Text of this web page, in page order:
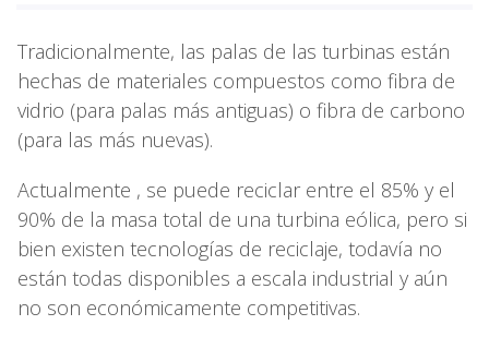
Tradicionalmente, las palas de las turbinas están
hechas de materiales compuestos como fibra de
vidrio (para palas más antiguas) o fibra de carbono
(para las más nuevas).
Actualmente , se puede reciclar entre el 85% y el
90% de la masa total de una turbina eólica, pero si
bien existen tecnologías de reciclaje, todavía no
están todas disponibles a escala industrial y aún
no son económicamente competitivas.